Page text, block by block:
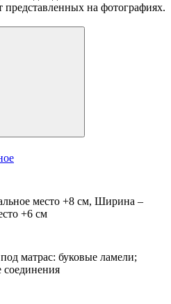
представленных на фотографиях.
место +8 см, Ширина –
+6 см
матрас: буковые ламели;